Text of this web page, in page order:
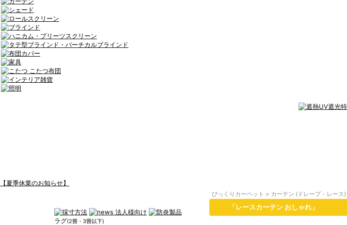
【夏季休業のお知らせ】
ラグ(2畳・3畳以下)
びっくりカーペット > カーテン (ドレープ・レース)
「レースカーテン おしゃれ」